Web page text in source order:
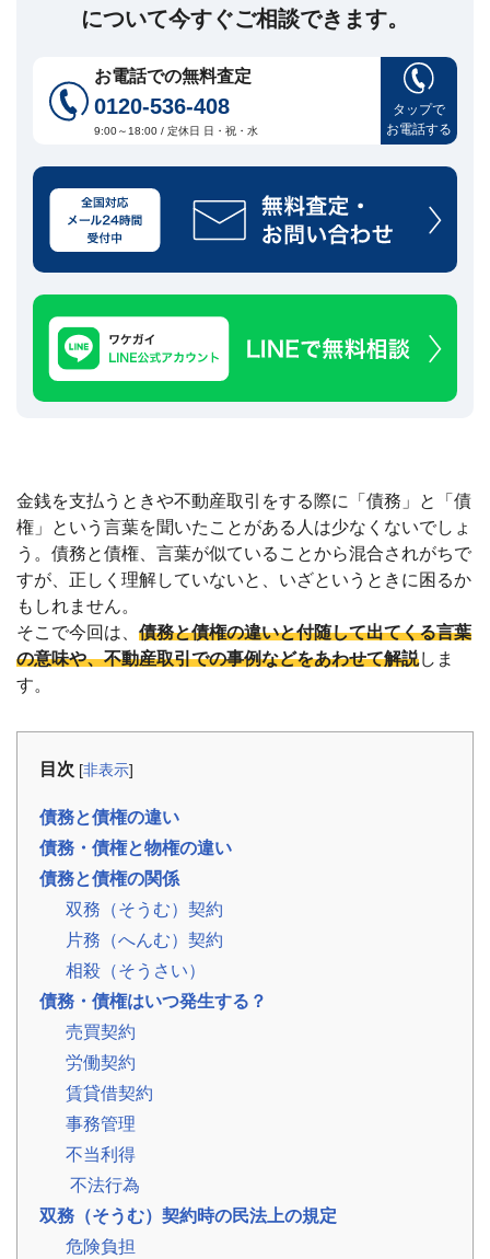
売
に
つ
い
て
有
分・
空
き
家・
築
不
可
な
ど
▾
📊
件
買
取
実
績
全
国
47
都
事
📖
お
役
立
ち
ラ
ム
続・
共
有
持
分・
空
き
家・
税
金
▾
お
客
様
について今すぐご相談できます。
お電話での無料査定
0120-536-408
9:00～18:00 / 定休日 日・祝・水
タップで
お電話する
金銭を支払うときや不動産取引をする際に「債務」と「債
権」という言葉を聞いたことがある人は少なくないでしょ
う。債務と債権、言葉が似ていることから混合されがちで
すが、正しく理解していないと、いざというときに困るか
もしれません。
そこで今回は、 債務と債権の違いと付随して出てくる言葉
の意味や、不動産取引での事例などをあわせて解説しま
す。
目次 [非表示]
債務と債権の違い
債務・債権と物権の違い
債務と債権の関係
双務（そうむ）契約
片務（へんむ）契約
相殺（そうさい）
債務・債権はいつ発生する？
売買契約
労働契約
賃貸借契約
事務管理
不当利得
不法行為
双務（そうむ）契約時の民法上の規定
危険負担